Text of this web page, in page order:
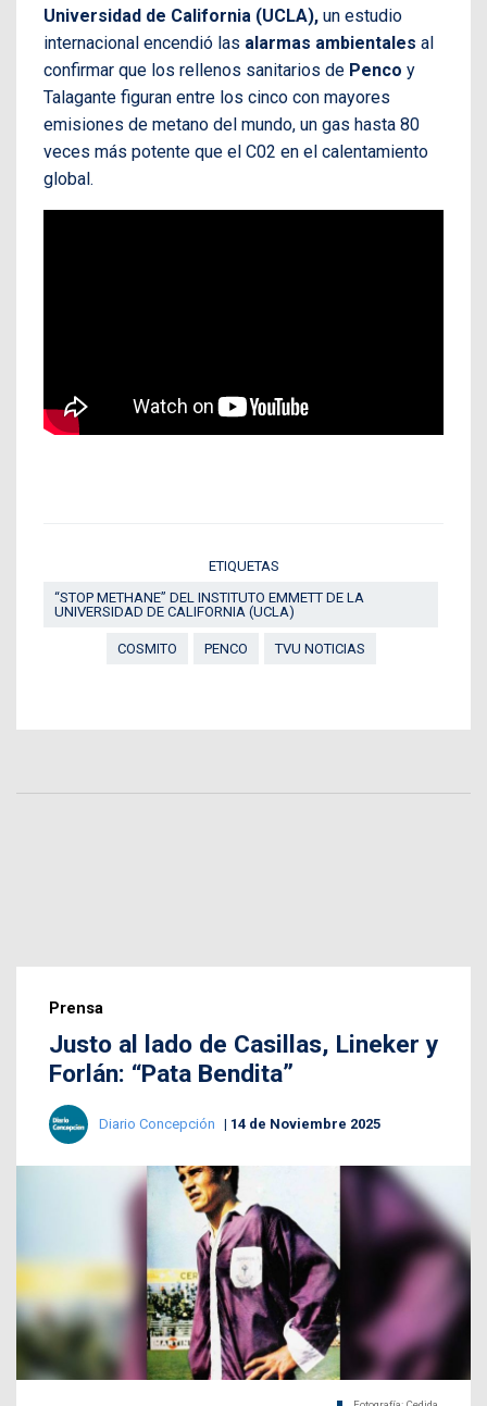
Universidad de California (UCLA), un estudio
internacional encendió las alarmas ambientales al
confirmar que los rellenos sanitarios de Penco y
Talagante figuran entre los cinco con mayores
emisiones de metano del mundo, un gas hasta 80
veces más potente que el C02 en el calentamiento
global.
ETIQUETAS
“STOP METHANE” DEL INSTITUTO EMMETT DE LA
UNIVERSIDAD DE CALIFORNIA (UCLA)
COSMITO PENCO TVU NOTICIAS
Prensa
Justo al lado de Casillas, Lineker y
Forlán: “Pata Bendita”
Diario Concepción 14 de Noviembre 2025